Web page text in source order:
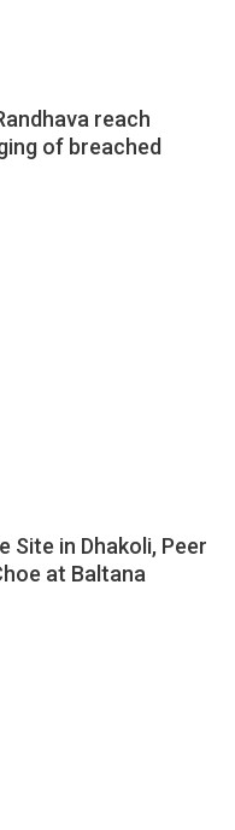
reach
of breached
Site in Dhakoli, Peer
at Baltana